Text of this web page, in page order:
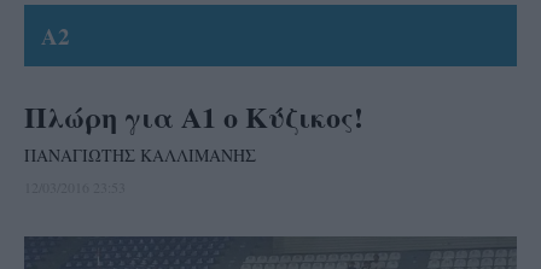
A2
Πλώρη για Α1 ο Κύζικος!
ΠΑΝΑΓΙΩΤΗΣ ΚΑΛΛΙΜΑΝΗΣ